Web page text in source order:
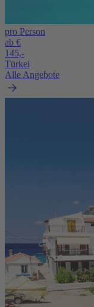
pro Person
ab €
145,-
Türkei
Alle Angebote